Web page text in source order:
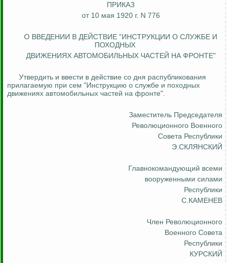
ПРИКАЗ
от 10 мая 1920 г. N 776
О ВВЕДЕНИИ В ДЕЙСТВИЕ "ИНСТРУКЦИИ О СЛУЖБЕ И
ПОХОДНЫХ
ДВИЖЕНИЯХАВТОМОБИЛЬНЫХ ЧАСТЕЙ НА ФРОНТЕ"
Утвердить и ввести в действие со дня распубликования
прилагаемую при сем "Инструкцию о службе и походных
движениях автомобильных частей на фронте".
Заместитель Председателя
Революционного Военного
Совета Республики
Э.СКЛЯНСКИЙ
Главнокомандующий всеми
вооруженными силами
Республики
С.КАМЕНЕВ
Член Революционного
Военного Совета
Республики
КУРСКИЙ